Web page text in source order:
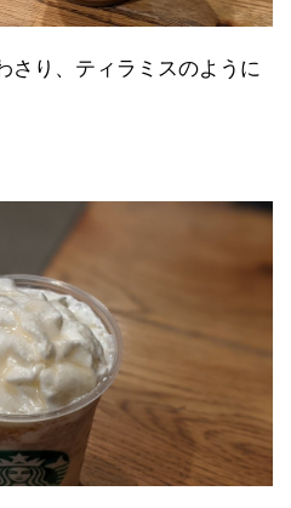
さり、ティラミスのように